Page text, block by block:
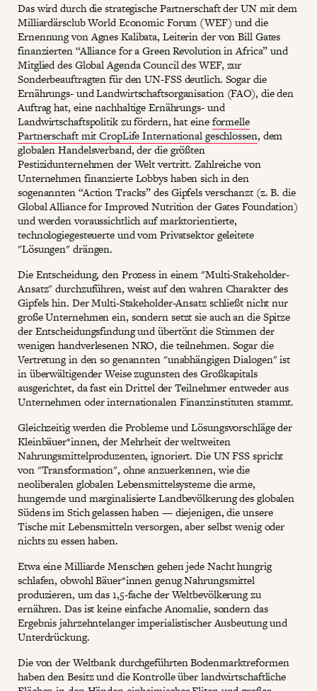
Das wird durch die strategische Partnerschaft der UN mit dem
Milliardärsclub World Economic Forum (WEF) und die
Ernennung von Agnes Kalibata, Leiterin der von Bill Gates
finanzierten “Alliance for a Green Revolution in Africa” und
Mitglied des Global Agenda Council des WEF, zur
Sonderbeauftragten für den UN-FSS deutlich. Sogar die
Ernährungs- und Landwirtschaftsorganisation (FAO), die den
Auftrag hat, eine nachhaltige Ernährungs- und
Landwirtschaftspolitik zu fördern, hat eineformelle
Partnerschaft mit CropLife International geschlossen, dem
globalen Handelsverband, der die größten
Pestizidunternehmen der Welt vertritt. Zahlreiche von
Unternehmen finanzierte Lobbys haben sich in den
sogenannten “Action Tracks” des Gipfels verschanzt (z. B. die
Global Alliance for Improved Nutrition der Gates Foundation)
und werden voraussichtlich auf marktorientierte,
technologiegesteuerte und vom Privatsektor geleitete
"Lösungen" drängen.
Die Entscheidung, den Prozess in einem "Multi-Stakeholder-
Ansatz" durchzuführen, weist auf den wahren Charakter des
Gipfels hin. Der Multi-Stakeholder-Ansatz schließt nicht nur
große Unternehmen ein, sondern setzt sie auch an die Spitze
der Entscheidungsfindung und übertönt die Stimmen der
wenigen handverlesenen NRO, die teilnehmen. Sogar die
Vertretung in den so genannten "unabhängigen Dialogen" ist
in überwältigender Weise zugunsten des Großkapitals
ausgerichtet, da fast ein Drittel der Teilnehmer entweder aus
Unternehmen oder internationalen Finanzinstituten stammt.
Gleichzeitig werden die Probleme und Lösungsvorschläge der
Kleinbäuer*innen, der Mehrheit der weltweiten
Nahrungsmittelproduzenten, ignoriert. Die UN FSS spricht
von "Transformation", ohne anzuerkennen, wie die
neoliberalen globalen Lebensmittelsysteme die arme,
hungernde und marginalisierte Landbevölkerung des globalen
Südens im Stich gelassen haben — diejenigen, die unsere
Tische mit Lebensmitteln versorgen, aber selbst wenig oder
nichts zu essen haben.
Etwa eine Milliarde Menschen gehen jede Nacht hungrig
schlafen, obwohl Bäuer*innen genug Nahrungsmittel
produzieren, um das 1,5-fache der Weltbevölkerung zu
ernähren. Das ist keine einfache Anomalie, sondern das
Ergebnis jahrzehntelanger imperialistischer Ausbeutung und
Unterdrückung.
Die von der Weltbank durchgeführten Bodenmarktreformen
haben den Besitz und die Kontrolle über landwirtschaftliche